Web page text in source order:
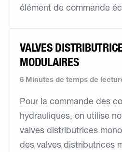
élément de commande
6 Minutes de temps de
VALVES
MODULAIRES
Pour la commande des
hydrauliques, on utilise
valves distributrices
des valves distributrices